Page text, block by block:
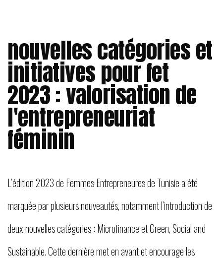
nouvelles catégories et
initiatives pour fet
2023 : valorisation de
l'entrepreneuriat
féminin
L’édition 2023 de Femmes Entrepreneures de Tunisie a été
marquée par plusieurs nouveautés, notamment l’introduction de
deux nouvelles catégories : Microfinance et Green, Social and
Sustainable. Cette dernière met en avant et encourage les